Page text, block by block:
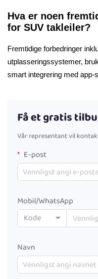
Hva er noen
for SUV takleiler?
Fremtidige forbedringer
utplasseringssystemer,
smart integrering med app-
Få et gratis
Vår representant vil
E-post
Mobil/WhatsApp
Kode
Navn